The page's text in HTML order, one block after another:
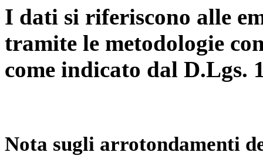
I dati si riferiscono alle
tramite le metodologie
come indicato dal D.Lgs.
Nota sugli arrotondamenti